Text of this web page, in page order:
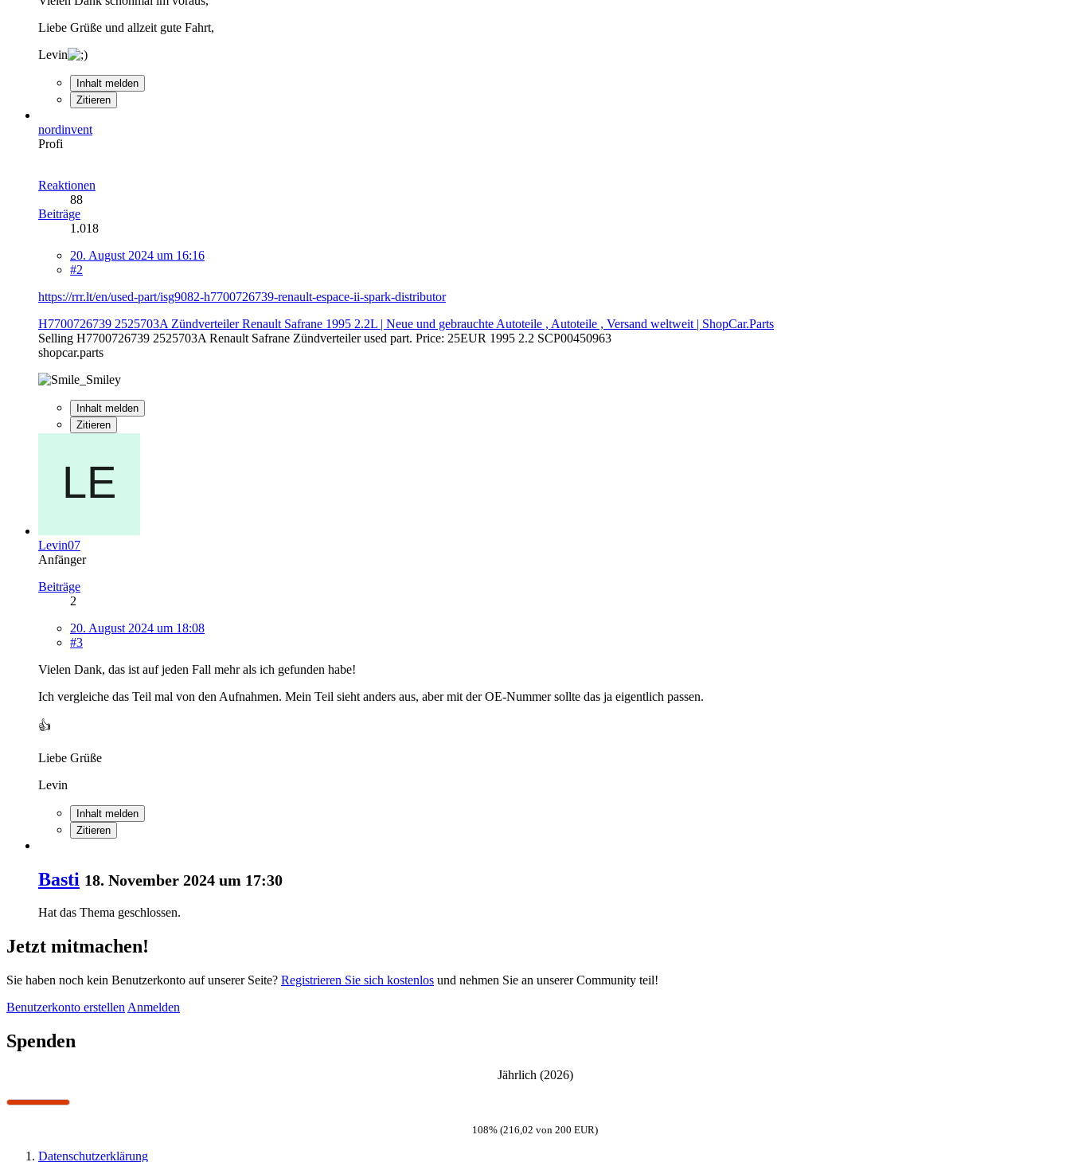
Liebe Grüße und allzeit gute Fahrt,
Levin
Inhalt melden
Zitieren
nordinvent
Profi
Reaktionen
88
Beiträge
1.018
20. August 2024 um 16:16
#2
https://rrr.lt/en/used-part/isg9082-h7700726739-renault-espace-ii-spark-distributor
H7700726739 2525703A Zündverteiler Renault Safrane 1995 2.2L | Neue und gebrauchte Autoteile , Autoteile , Versand weltweit | ShopCar.Parts
Selling H7700726739 2525703A Renault Safrane Zündverteiler used part. Price: 25EUR 1995 2.2 SCP00450963
shopcar.parts
Inhalt melden
Zitieren
Levin07
Anfänger
Beiträge
2
20. August 2024 um 18:08
#3
Vielen Dank, das ist auf jeden Fall mehr als ich gefunden habe!
Ich vergleiche das Teil mal von den Aufnahmen. Mein Teil sieht anders aus, aber mit der OE-Nummer sollte das ja eigentlich passen.
👍
Liebe Grüße
Levin
Inhalt melden
Zitieren
Basti 18. November 2024 um 17:30
Hat das Thema geschlossen.
Jetzt mitmachen!
Sie haben noch kein Benutzerkonto auf unserer Seite? Registrieren Sie sich kostenlos und nehmen Sie an unserer Community teil!
Benutzerkonto erstellen Anmelden
Spenden
Jährlich (2026)
108% (216,02 von 200 EUR)
Datenschutzerklärung